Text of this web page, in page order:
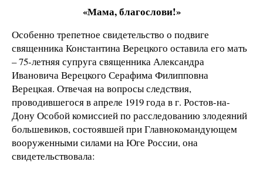
«Мама, благослови!»
Особенно трепетное свидетельство о подвиге
священника Константина Верецкого оставила его мать
– 75-летняя супруга священника Александра
Ивановича Верецкого Серафима Филипповна
Верецкая. Отвечая на вопросы следствия,
проводившегося в апреле 1919 года в г. Ростов-на-
Дону Особой комиссией по расследованию злодеяний
большевиков, состоявшей при Главнокомандующем
вооруженными силами на Юге России, она
свидетельствовала: